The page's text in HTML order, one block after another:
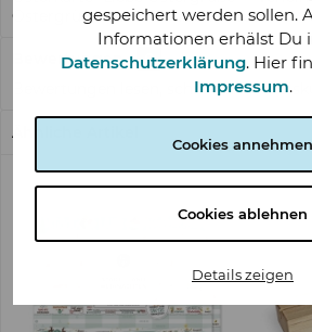
gespeichert werden sollen.
Informationen erhälst Du
Datenschutzerklärung. Hier
Impressum.
Cookies annehmen
Cookies ablehnen
Details zeigen
Ostergrüßen den nordischen Touch...
Bewertungen
0
Bewertungen lesen, schreiben und
Ähnliche Artikel